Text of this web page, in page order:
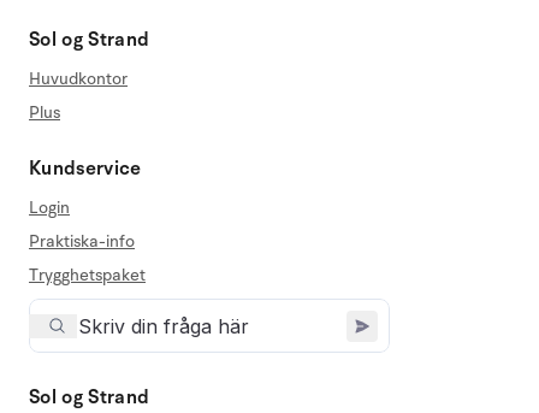
Sol og Strand
Huvudkontor
Plus
Kundservice
Login
Praktiska-info
Trygghetspaket
Sol og Strand